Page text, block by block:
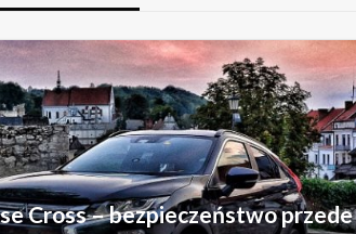
Cross – bezpieczeństwo przede